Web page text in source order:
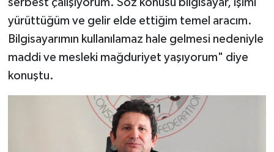
serbest çalışıyorum. Söz konusu bilgisayar, işimi
yürüttüğüm ve gelir elde ettiğim temel aracım.
Bilgisayarımın kullanılamaz hale gelmesi nedeniyle
maddi ve mesleki mağduriyet yaşıyorum" diye
konuştu.